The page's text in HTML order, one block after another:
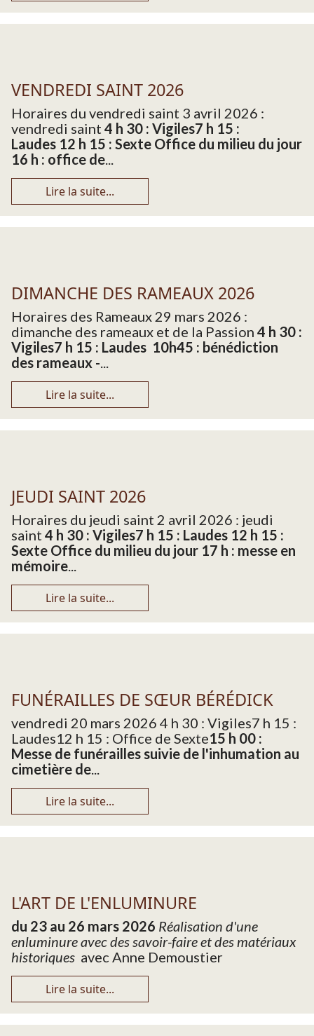
VENDREDI SAINT 2026
Horaires du vendredi saint 3 avril 2026 :
vendredi saint 4 h 30 : Vigiles7 h 15 :
Laudes 12 h 15 : Sexte Office du milieu du jour
16 h : office de...
Lire la suite...
DIMANCHE DES RAMEAUX 2026
Horaires des Rameaux 29 mars 2026 :
dimanche des rameaux et de la Passion 4 h 30 :
Vigiles7 h 15 : Laudes 10h45 : bénédiction
des rameaux -...
Lire la suite...
JEUDI SAINT 2026
Horaires du jeudi saint 2 avril 2026 : jeudi
saint 4 h 30 : Vigiles7 h 15 : Laudes 12 h 15 :
Sexte Office du milieu du jour 17 h : messe en
mémoire...
Lire la suite...
FUNÉRAILLES DE SŒUR BÉRÉDICK
vendredi 20 mars 2026 4 h 30 : Vigiles7 h 15 :
Laudes12 h 15 : Office de Sexte15 h 00 :
Messe de funérailles suivie de l'inhumation au
cimetière de...
Lire la suite...
L'ART DE L'ENLUMINURE
du 23 au 26 mars 2026 Réalisation d'une
enluminure avec des savoir-faire et des matériaux
historiques avec Anne Demoustier
Lire la suite...